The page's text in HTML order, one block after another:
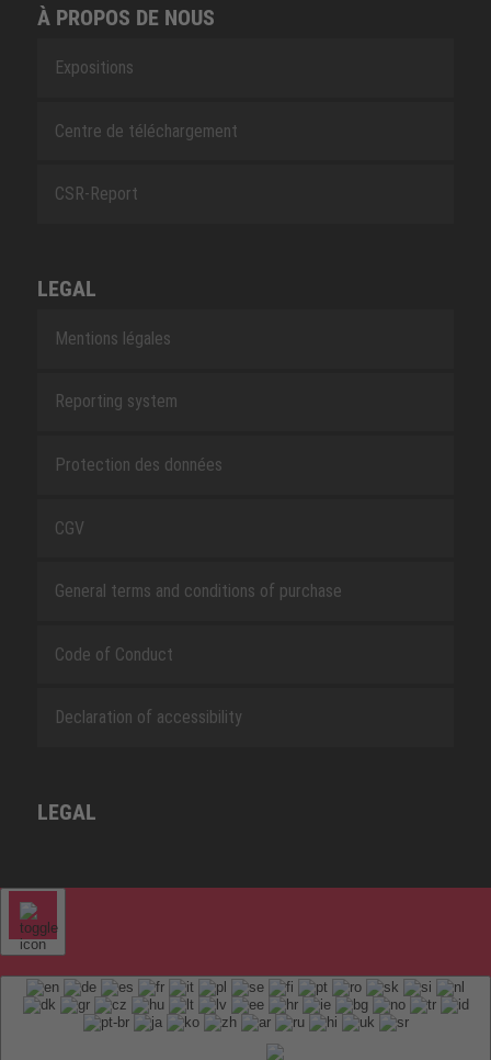
À PROPOS DE NOUS
Expositions
Centre de téléchargement
CSR-Report
LEGAL
Mentions légales
Reporting system
Protection des données
CGV
General terms and conditions of purchase
Code of Conduct
Declaration of accessibility
LEGAL